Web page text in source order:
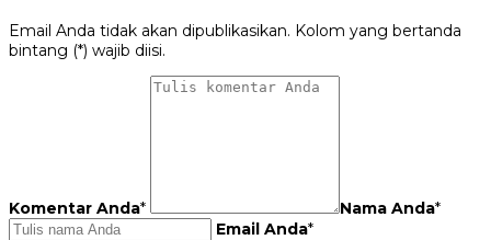
Email Anda tidak akan dipublikasikan. Kolom yang bertanda
bintang (*) wajib diisi.
Komentar Anda* Nama Anda*
Email Anda*